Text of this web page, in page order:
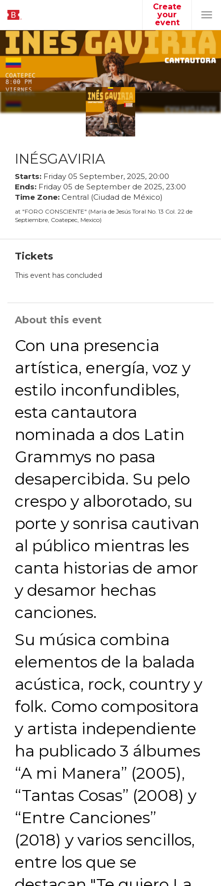
Create
your
event
INÉSGAVIRIA
Starts: Friday 05 September, 2025, 20:00
Ends: Friday 05 de September de 2025, 23:00
Time Zone: Central (Ciudad de México)
at "FORO CONSCIENTE" (María de Jesús Toral No. 13 Col. 22 de
Septiembre, Coatepec, Mexico)
Tickets
This event has concluded
About this event
Con una presencia
artística, energía, voz y
estilo inconfundibles,
esta cantautora
nominada a dos Latin
Grammys no pasa
desapercibida. Su pelo
crespo y alborotado, su
porte y sonrisa cautivan
al público mientras les
canta historias de amor
y desamor hechas
canciones.
Su música combina
elementos de la balada
acústica, rock, country y
folk. Como compositora
y artista independiente
ha publicado 3 álbumes
“A mi Manera” (2005),
“Tantas Cosas” (2008) y
“Entre Canciones”
(2018) y varios sencillos,
entre los que se